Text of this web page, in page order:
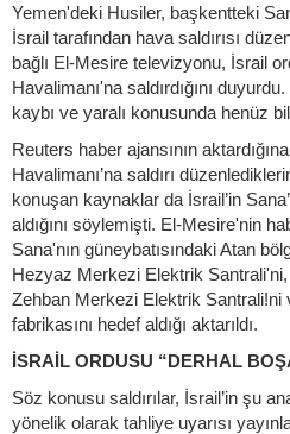
Yemen'deki Husiler, başkentteki
İsrail tarafından hava saldırısı
bağlı El-Mesire televizyonu, İsrail
Havalimanı'na saldırdığını
kaybı ve yaralı konusunda henüz
Reuters haber ajansının
Havalimanı’na saldırı
konuşan kaynaklar da İsrail’in
aldığını söylemişti. El-Mesire'nin
Sana'nın güneybatısındaki Atan
Hezyaz Merkezi Elektrik
Zehban Merkezi Elektrik Santrali!ni
fabrikasını hedef aldığı aktarıldı.
İSRAİL ORDUSU “DERHAL
Söz konusu saldırılar, İsrail’in şu
yönelik olarak tahliye uyarısı